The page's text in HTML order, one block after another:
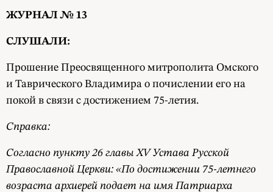
ЖУРНАЛ № 13
СЛУШАЛИ:
Прошение Преосвященного митрополита Омского
и Таврического Владимира о почислении его на
покой в связи с достижением 75-летия.
Справка:
Согласно пункту 26 главы ХV Устава Русской
Православной Церкви: «По достижении 75-летнего
возраста архиерей подает на имя Патриарха